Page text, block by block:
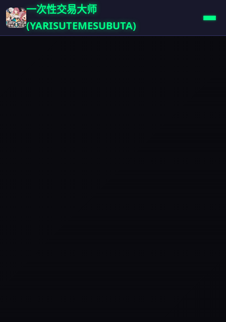
一次性交易大师
(YARISUTEMESUBUTA)